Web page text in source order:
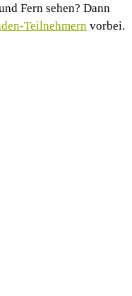
Fern sehen? Dann
Teilnehmern vorbei.